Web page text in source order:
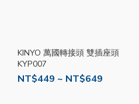
KINYO 萬國轉接頭 雙插座頭
KYP007
NT$449 ~ NT$649